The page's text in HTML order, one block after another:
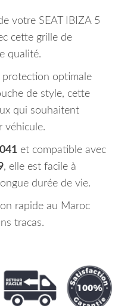
votre SEAT IBIZA 5
cette grille de
qualité.
optimale
de style, cette
qui souhaitent
véhicule.
et compatible avec
, elle est facile à
durée de vie.
rapide au Maroc
tracas.